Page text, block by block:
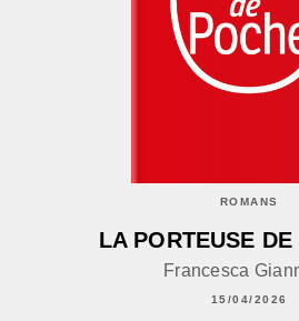
ROMANS
LA PORTEUSE
Francesca
15/04/2026